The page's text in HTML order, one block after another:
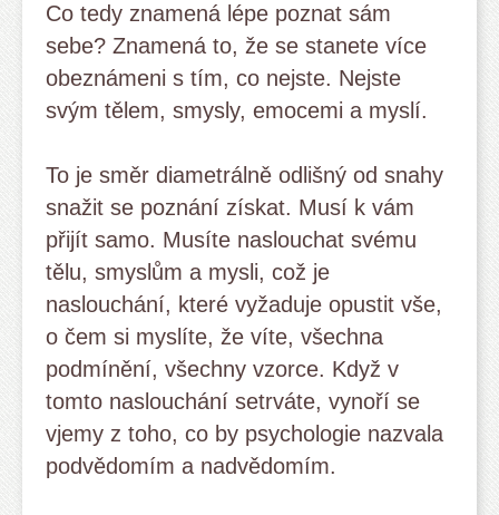
Co tedy znamená lépe poznat sám
sebe? Znamená to, že se stanete více
obeznámeni s tím, co nejste. Nejste
svým tělem, smysly, emocemi a myslí.
To je směr diametrálně odlišný od snahy
snažit se poznání získat. Musí k vám
přijít samo. Musíte naslouchat svému
tělu, smyslům a mysli, což je
naslouchání, které vyžaduje opustit vše,
o čem si myslíte, že víte, všechna
podmínění, všechny vzorce. Když v
tomto naslouchání setrváte, vynoří se
vjemy z toho, co by psychologie nazvala
podvědomím a nadvědomím.